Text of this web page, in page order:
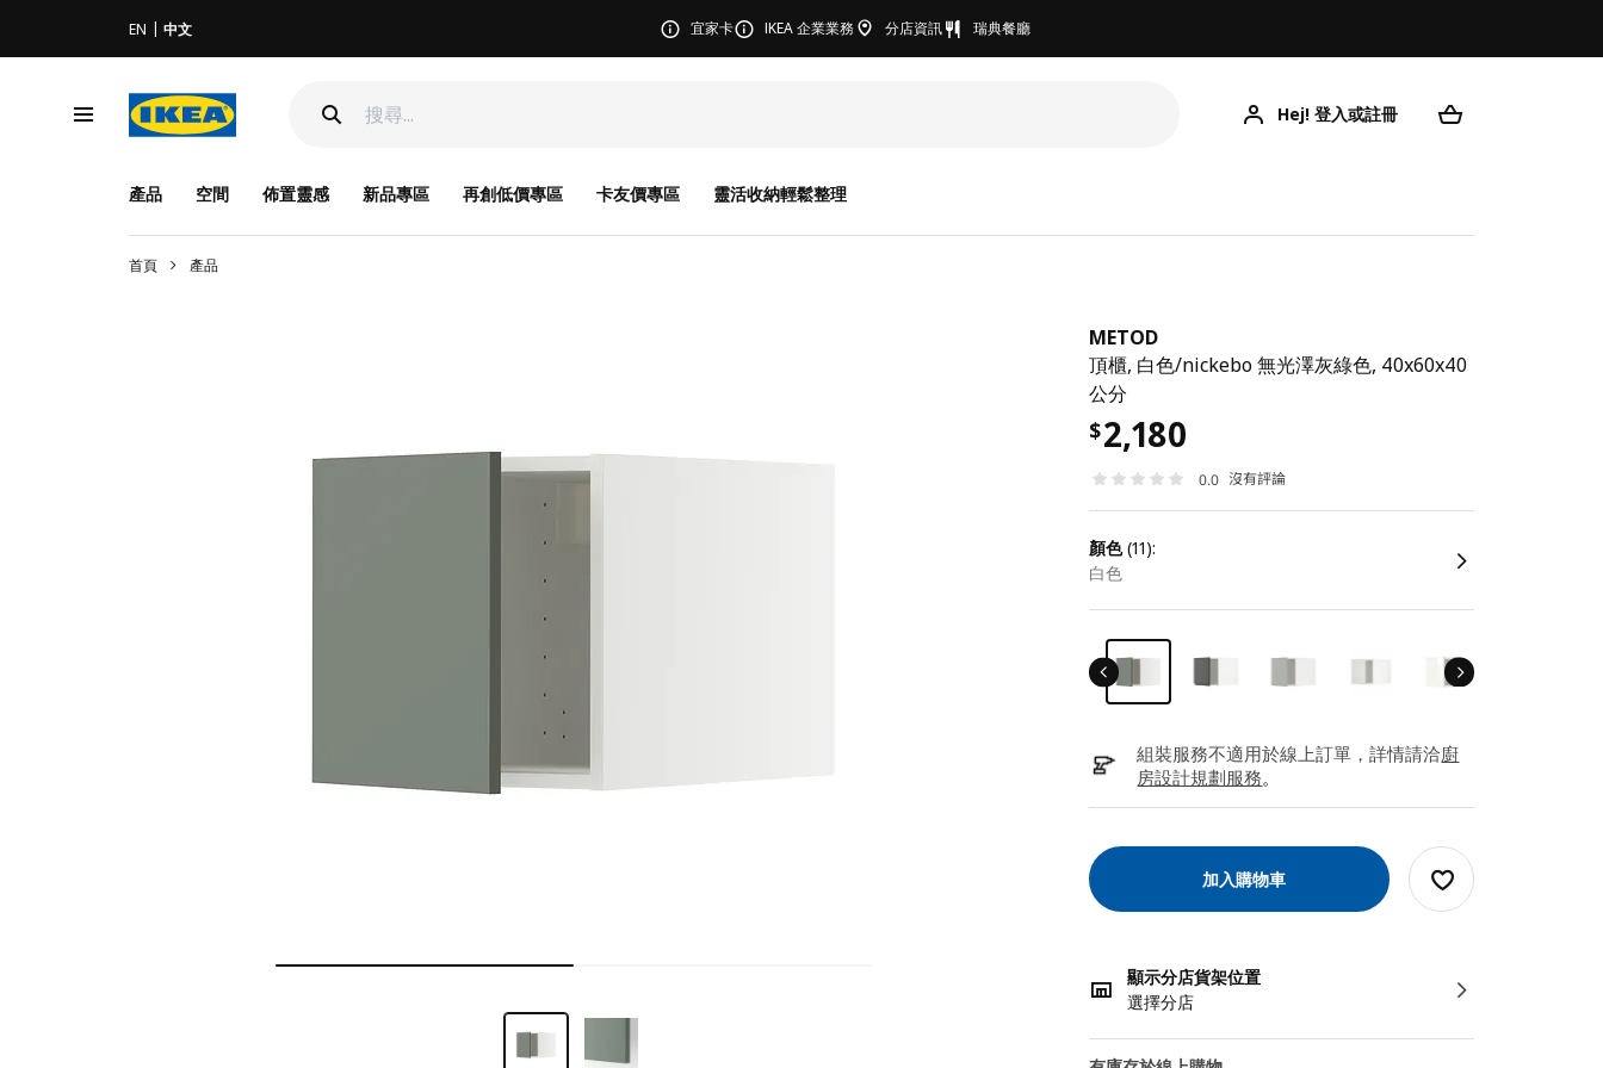
EN 中文 宜家卡 IKEA 企業業務 分店資訊 瑞典餐廳
Hej! 登入或註冊
產品 空間 佈置靈感 新品專區 再創低價專區 卡友價專區 靈活收納輕鬆整理
首頁 產品
METOD
頂櫃, 白色/nickebo 無光澤灰綠色, 40x60x40
公分
$2,180
0.0 沒有評論
顏色(11):
白色
組裝服務不適用於線上訂單，詳情請洽廚
房設計規劃服務。
加入購物車
顯示分店貨架位置
選擇分店